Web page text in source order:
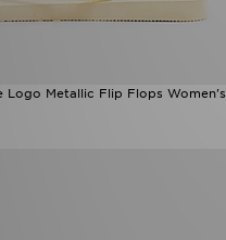
Logo Metallic Flip Flops Women's